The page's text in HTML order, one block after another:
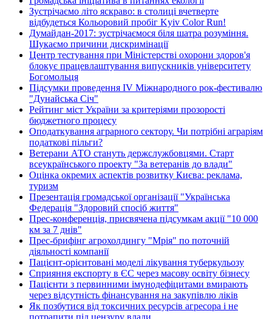
Зустрічаємо літо яскраво: в столиці вчетверте
відбудеться Кольоровий пробіг Kyiv Color Run!
Думайдан-2017: зустрічаємося біля шатра розуміння.
Шукаємо причини дискримінації
Центр тестування при Міністерстві охорони здоров'я
блокує працевлаштування випускників університету
Богомольця
Підсумки проведення IV Міжнародного рок-фестивалю
"Дунайська Січ"
Рейтинг міст України за критеріями прозорості
бюджетного процесу
Оподаткування аграрного сектору. Чи потрібні аграріям
податкові пільги?
Ветерани АТО стануть держслужбовцями. Старт
всеукраїнського проекту "За ветеранів до влади"
Оцінка окремих аспектів розвитку Києва: реклама,
туризм
Презентація громадської організації "Українська
Федерація "Здоровий спосіб життя"
Прес-конференція, присвячена підсумкам акції "10 000
км за 7 днів"
Прес-брифінг агрохолдингу "Мрія" по поточній
діяльності компанії
Пацієнт-орієнтовані моделі лікування туберкульозу
Сприяння експорту в ЄС через масову освіту бізнесу
Пацієнти з первинними імунодефіцитами вмирають
через відсутність фінансування на закупівлю ліків
Як позбутися від токсичних ресурсів агресора і не
потрапити під цензуру влади